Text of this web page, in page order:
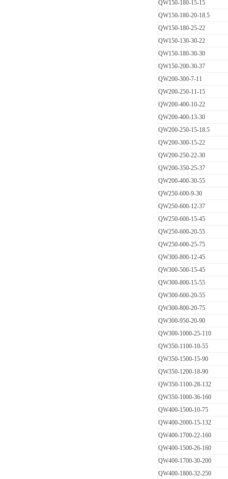
QW150-180-15-15
QW150-180-20-18.5
QW150-180-25-22
QW150-130-30-22
QW150-180-30-30
QW150-200-30-37
QW200-300-7-11
QW200-250-11-15
QW200-400-10-22
QW200-400-13-30
QW200-250-15-18.5
QW200-300-15-22
QW200-250-22-30
QW200-350-25-37
QW200-400-30-55
QW250-600-9-30
QW250-600-12-37
QW250-600-15-45
QW250-600-20-55
QW250-600-25-75
QW300-800-12-45
QW300-500-15-45
QW300-800-15-55
QW300-600-20-55
QW300-800-20-75
QW300-950-20-90
QW300-1000-25-110
QW350-1100-10-55
QW350-1500-15-90
QW350-1200-18-90
QW350-1100-28-132
QW350-1000-36-160
QW400-1500-10-75
QW400-2000-15-132
QW400-1700-22-160
QW400-1500-26-160
QW400-1700-30-200
QW400-1800-32-250